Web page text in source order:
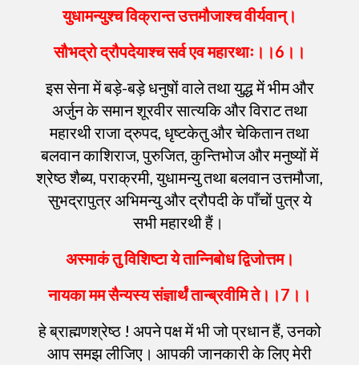
युधामन्युश्चविक्रान्तउत्तमौजाश्चवीर्यवान्।
सौभद्रोद्रौपदेयाश्चसर्वएवमहारथाः ।।6 ।।
इस सेना में बड़े-बड़े धनुषों वाले तथा युद्ध में भीम और
अर्जुन के समान शूरवीर सात्यकि और विराट तथा
महारथी राजा द्रुपद, धृष्टकेतु और चेकितान तथा
बलवान काशिराज, पुरुजित, कुन्तिभोज और मनुष्यों में
श्रेष्ठ शैब्य, पराक्रमी, युधामन्यु तथा बलवान उत्तमौजा,
सुभद्रापुत्र अभिमन्यु और द्रौपदी के पाँचों पुत्र ये
सभी महारथी हैं।
अस्माकंतुविशिष्टायेतान्निबोधद्विजोत्तम।
नायकाममसैन्यस्यसंज्ञार्थंतान्ब्रवीमिते।।7 ।।
हे ब्राह्मणश्रेष्ठ ! अपने पक्ष में भी जो प्रधान हैं, उनको
आप समझ लीजिए। आपकी जानकारी के लिए मेरी